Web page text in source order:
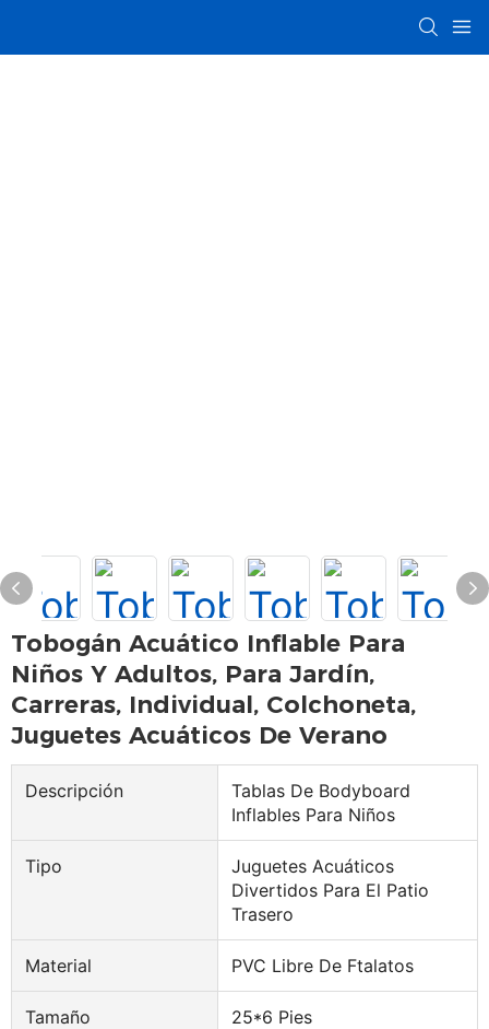
Tobogán Acuático Inflable Para
Niños Y Adultos, Para Jardín,
Carreras, Individual, Colchoneta,
Juguetes Acuáticos De Verano
Descripción
Tablas De Bodyboard
Inflables Para Niños
Tipo
Juguetes Acuáticos
Divertidos Para El Patio
Trasero
Material PVC Libre De Ftalatos
Tamaño 25*6 Pies